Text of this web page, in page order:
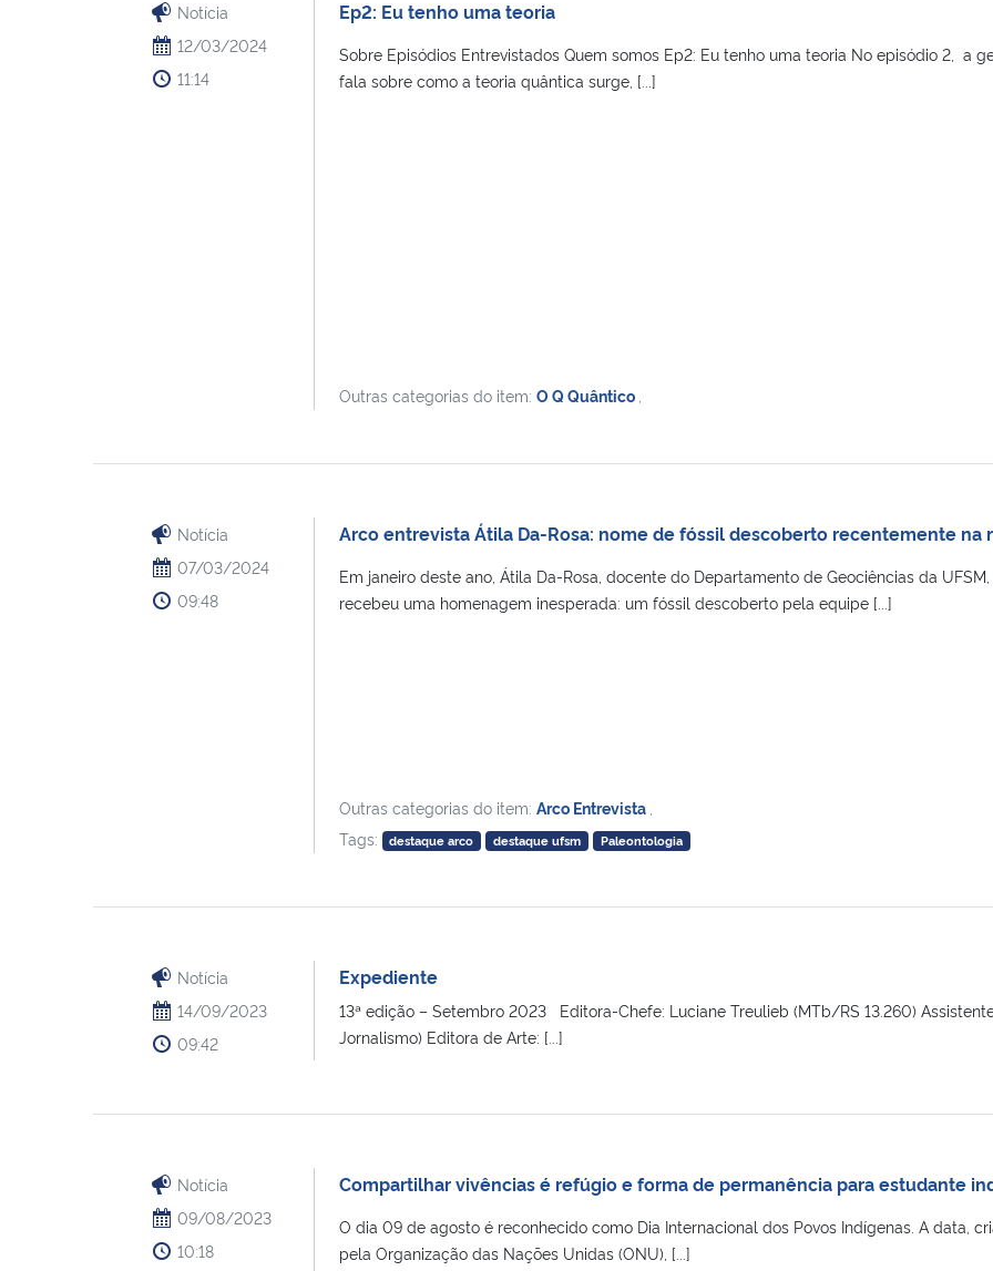
Notícia
12/03/2024
11:14
Ep2: Eu tenho uma teoria
Sobre Episódios Entrevistados Quem somos Ep2: Eu tenho uma teoria No episódio 2, a
fala sobre como a teoria quântica surge, [...]
Outras categorias do item: O Q Quântico
Notícia
07/03/2024
09:48
Arco entrevista Átila Da-Rosa: nome de fóssil descoberto recentemente na
Em janeiro deste ano, Átila Da-Rosa, docente do Departamento de Geociências da UFSM,
recebeu uma homenagem inesperada: um fóssil descoberto pela equipe [...]
Outras categorias do item: Arco Entrevista
Tags:
destaque arco destaque ufsm Paleontologia
Notícia
14/09/2023
09:42
Expediente
13ª edição – Setembro 2023 Editora-Chefe: Luciane Treulieb (MTb/RS 13.260)
Jornalismo) Editora de Arte: [...]
Notícia
09/08/2023
10:18
Compartilhar vivências é refúgio e forma de permanência para estudante
O dia 09 de agosto é reconhecido como Dia Internacional dos Povos Indígenas. A data,
pela Organização das Nações Unidas (ONU), [...]